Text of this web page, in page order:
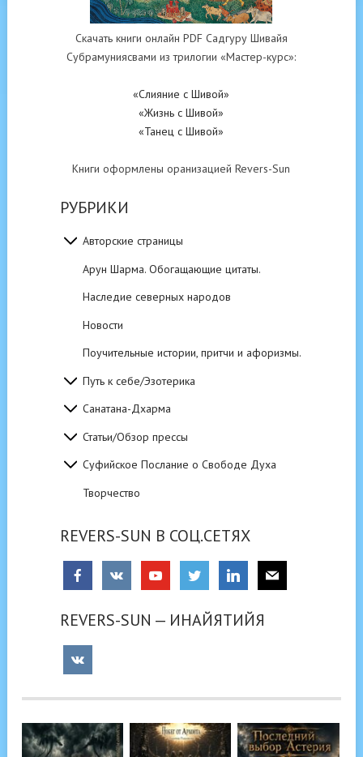
Скачать книги онлайн PDF Садгуру Шивайя
Субрамуниясвами из трилогии «Мастер-курс»:
«Слияние с Шивой»
«Жизнь с Шивой»
«Танец с Шивой»
Книги оформлены оранизацией Revers-Sun
РУБРИКИ
Авторские страницы
Арун Шарма. Обогащающие цитаты.
Наследие северных народов
Новости
Поучительные истории, притчи и афоризмы.
Путь к себе/Эзотерика
Санатана-Дхарма
Статьи/Обзор прессы
Суфийское Послание о Свободе Духа
Творчество
REVERS-SUN В СОЦ.СЕТЯХ
REVERS-SUN — ИНАЙЯТИЙЯ